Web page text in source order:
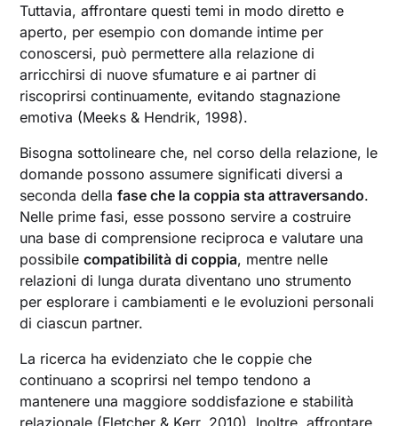
Tuttavia, affrontare questi temi in modo diretto e
aperto, per esempio con domande intime per
conoscersi, può permettere alla relazione di
arricchirsi di nuove sfumature e ai partner di
riscoprirsi continuamente, evitando stagnazione
emotiva (Meeks & Hendrik, 1998).
Bisogna sottolineare che, nel corso della relazione, le
domande possono assumere significati diversi a
seconda dellafase che la coppia sta attraversando.
Nelle prime fasi, esse possono servire a costruire
una base di comprensione reciproca e valutare una
possibilecompatibilità di coppia, mentre nelle
relazioni di lunga durata diventano uno strumento
per esplorare i cambiamenti e le evoluzioni personali
di ciascun partner.
La ricerca ha evidenziato che le coppie che
continuano a scoprirsi nel tempo tendono a
mantenere una maggiore soddisfazione e stabilità